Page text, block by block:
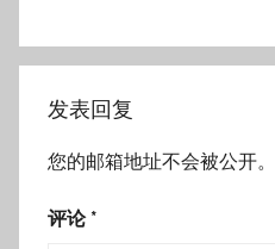
发表回复
您的邮箱地址不会被公开。
评论 *